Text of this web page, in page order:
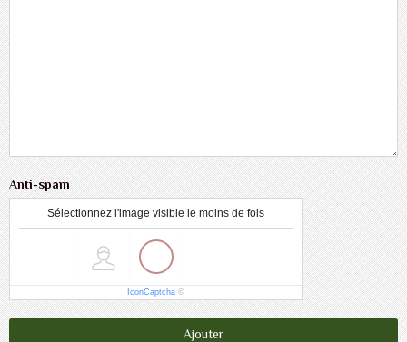
Anti-spam
Sélectionnez l'image visible le moins de fois
IconCaptcha ©
Ajouter